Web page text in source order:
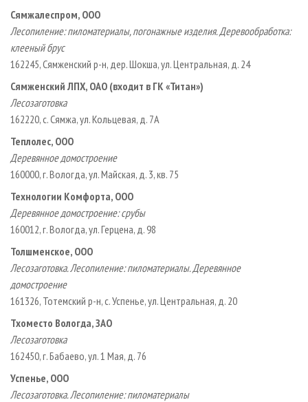
Сямжалеспром, ООО
Лесопиление: пиломатериалы, погонажные изделия. Деревообработка:
клееный брус
162245, Сямженский р­-н, дер. Шокша, ул. Центральная, д. 24
Сямженский ЛПХ, ОАО (входит в ГК «Титан»)
Лесозаготовка
162220, с. Сямжа, ул. Кольцевая, д. 7А
Теплолес, ООО
Деревянное домостроение
160000, г. Вологда, ул. Майская, д. 3, кв. 75
Технологии Комфорта, ООО
Деревянное домостроение: срубы
160012, г. Вологда, ул. Герцена, д. 98
Толшменское, ООО
Лесозаготовка. Лесопиление: пиломатериалы. Деревянное
домостроение
161326, Тотемский р­-н, с. Успенье, ул. Центральная, д. 20
Тхоместо Вологда, ЗАО
Лесозаготовка
162450, г. Бабаево, ул. 1 Мая, д. 76
Успенье, ООО
Лесозаготовка. Лесопиление: пиломатериалы